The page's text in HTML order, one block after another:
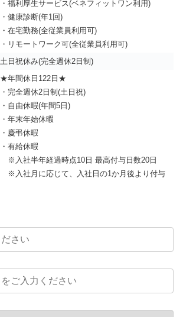
・福利厚生サービス(ベネフィットワン利用)
・健康診断(年1回)
・在宅勤務(全従業員利用可)
・リモートワーク可(全従業員利用可)
土日祝休み(完全週休2日制)
★年間休日122日★
・完全週休2⽇制(⼟⽇祝)
・自由休暇(年間5日)
・年末年始休暇
・慶弔休暇
・有給休暇
※入社半年経過時点10日 最高付与日数20日
※入社月に応じて、入社日の1か月後より付与